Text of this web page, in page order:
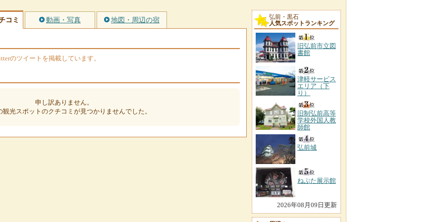
コミ 動画・写真 地図・周辺の宿
のツイートを掲載しています。
申し訳ありません。
観光スポットのクチコミが見つかりませんでした。
弘前・黒石
人気スポットランキング
旧弘前市立図
書館
津軽サービス
エリア（下
り）
旧制弘前高等
学校外国人教
師館
弘前城
ねぷた展示館
2026年08月09日更新